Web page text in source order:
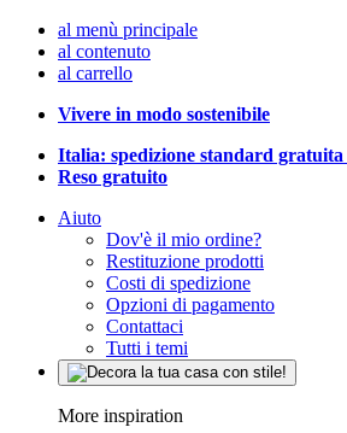
al menù principale
al contenuto
al carrello
Vivere in modo sostenibile
Italia: spedizione standard gratuita
Reso gratuito
Aiuto
Dov'è il mio ordine?
Restituzione prodotti
Costi di spedizione
Opzioni di pagamento
Contattaci
Tutti i temi
More inspiration